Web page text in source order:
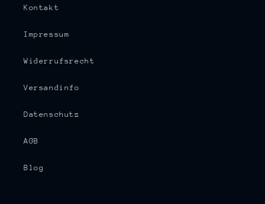
Kontakt
Impressum
Widerrufsrecht
Versandinfo
Datenschutz
AGB
Blog